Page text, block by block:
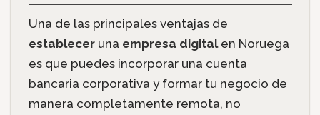
Una de las principales ventajas de
establecer una empresa digital en Noruega
es que puedes incorporar una cuenta
bancaria corporativa y formar tu negocio de
manera completamente remota, no